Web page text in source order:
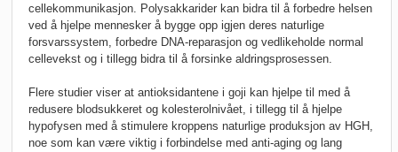
cellekommunikasjon. Polysakkarider kan bidra til å forbedre helsen
ved å hjelpe mennesker å bygge opp igjen deres naturlige
forsvarssystem, forbedre DNA-reparasjon og vedlike­holde normal
cellevekst og i tillegg bidra til å forsinke aldringsprosessen.
Flere studier viser at antioksidantene i goji kan hjelpe til med å
redusere blodsukkeret og kolesterolnivået, i tillegg til å hjelpe
hypofysen med å stimulere kroppens naturlige produksjon av HGH,
noe som kan være viktig i forbindelse med anti-aging og lang